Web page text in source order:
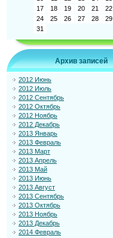
17
18 19 20 21 22
24
25 26 27 28 29
31
Архив записей
2012 Июнь
2012 Июль
2012 Сентябрь
2012 Октябрь
2012 Ноябрь
2012 Декабрь
2013 Январь
2013 Февраль
2013 Март
2013 Апрель
2013 Май
2013 Июнь
2013 Август
2013 Сентябрь
2013 Октябрь
2013 Ноябрь
2013 Декабрь
2014 Февраль